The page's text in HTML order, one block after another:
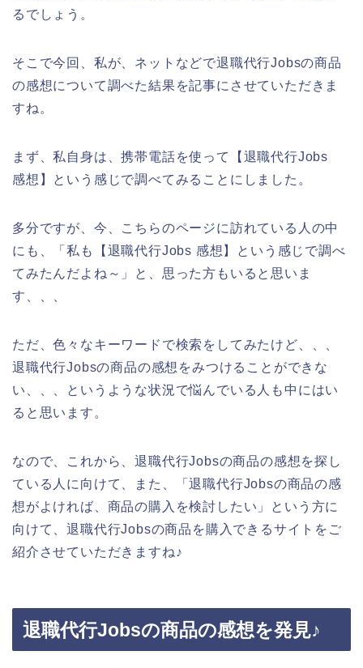
るでしょう。
そこで今回、私が、ネットなどで退職代行Jobsの商品
の感想について調べた結果を記事にさせていただきま
すね。
まず、私自身は、携帯電話を使って【退職代行Jobs
感想】という感じで調べてみることにしました。
多分ですが、今、こちらのページに訪れている人の中
にも、「私も【退職代行Jobs 感想】という感じで調べ
てみたんだよね～」と、思った方もいると思いま
す、、、
ただ、色々なキーワードで検索をしてみたけど、、、
退職代行Jobsの商品の感想をみつけることができな
い、、、というような状況で悩んでいる人も中にはい
ると思います。
なので、これから、退職代行Jobsの商品の感想を探し
ている人に向けて、また、「退職代行Jobsの商品の感
想がよければ、商品の購入を検討したい」という方に
向けて、退職代行Jobsの商品を購入できるサイトをご
紹介させていただきますね♪
退職代行Jobsの商品の感想を発見♪